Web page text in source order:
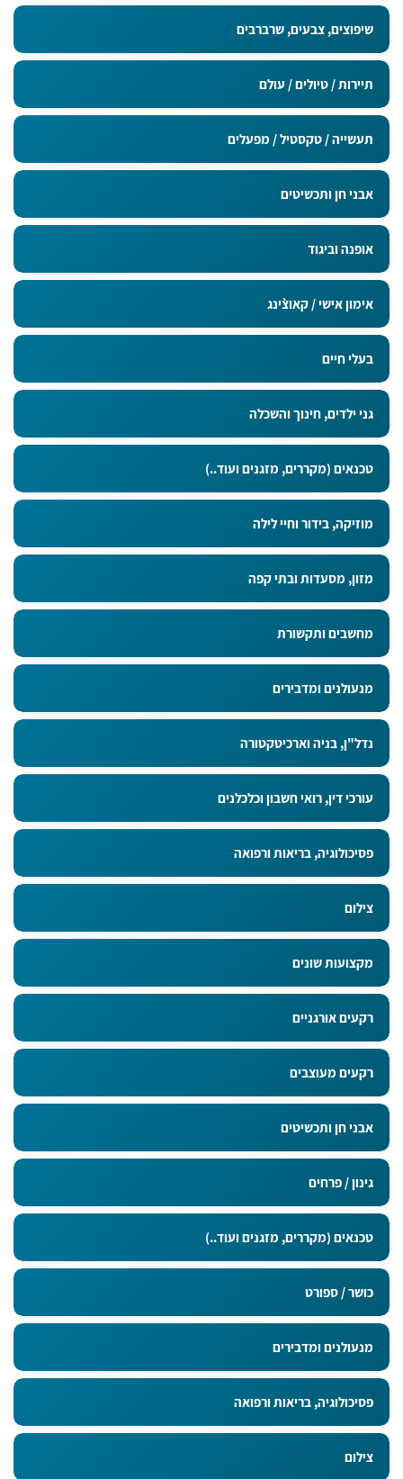
מדבקות בגודל 9x5 ס"מ
שיפוצים, צבעים, שרברבים
תיירות / טיולים / עולם
תעשייה / טקסטיל / מפעלים
אבני חן ותכשיטים
אופנה וביגוד
אימון אישי / קאוצ`ינג
בעלי חיים
גני ילדים, חינוך והשכלה
טכנאים (מקררים, מזגנים ועוד..)
מוזיקה, בידור וחיי לילה
מזון, מסעדות ובתי קפה
מחשבים ותקשורת
מנעולנים ומדבירים
נדל"ן, בניה וארכיטקטורה
עורכי דין, רואי חשבון וכלכלנים
פסיכולוגיה, בריאות ורפואה
צילום
מקצועות שונים
רקעים אורגניים
רקעים מעוצבים
אבני חן ותכשיטים
גינון / פרחים
טכנאים (מקררים, מזגנים ועוד..)
כושר / ספורט
מנעולנים ומדבירים
פסיכולוגיה, בריאות ורפואה
צילום